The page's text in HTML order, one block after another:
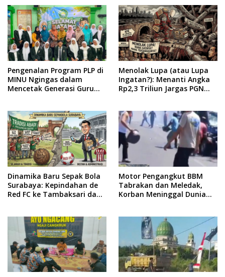
Pengenalan Program PLP di
MINU Ngingas dalam
Mencetak Generasi Guru
Menolak Lupa (atau Lupa
Ingatan?): Menanti Angka
Rp2,3 Triliun Jargas PGN
Dinamika Baru Sepak Bola
Surabaya: Kepindahan de
Red FC ke Tambaksari dan
Motor Pengangkut BBM
Tabrakan dan Meledak,
Korban Meninggal Dunia